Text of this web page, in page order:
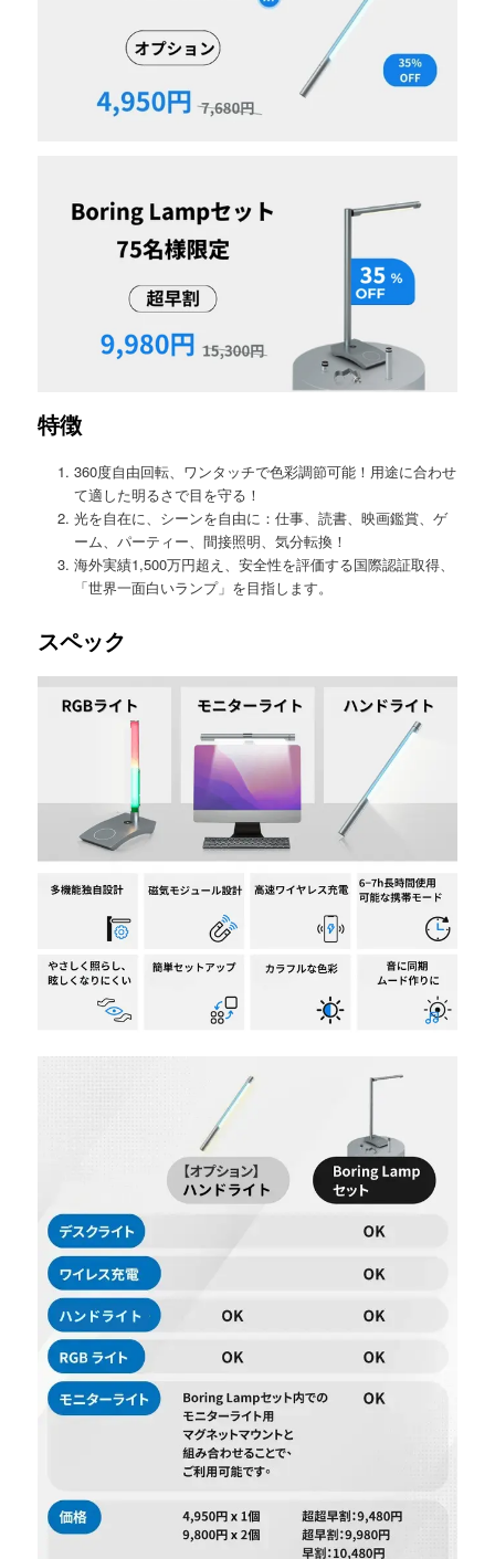
特徴
360度自由回転、ワンタッチで色彩調節可能！用途に合わせ
て適した明るさで目を守る！
光を自在に、シーンを自由に：仕事、読書、映画鑑賞、ゲ
ーム、パーティー、間接照明、気分転換！
海外実績1,500万円超え、安全性を評価する国際認証取得、
「世界一面白いランプ」を目指します。
スペック